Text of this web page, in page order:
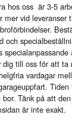
hos oss är 3-5
mer vid leveranser
och
dig till oss för att ta
vardagar
Tiden
Tänk på att
är inte exakt.